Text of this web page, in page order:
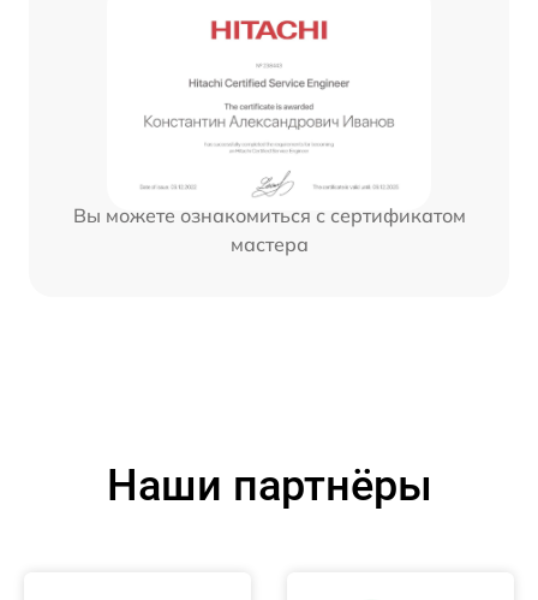
Вы можете ознакомиться с сертификатом
мастера
Наши партнёры